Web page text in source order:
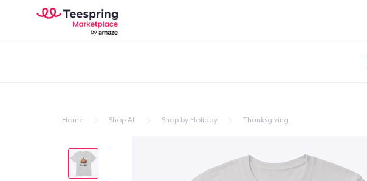
Home Shop All Shop by Holiday Thanksgiving